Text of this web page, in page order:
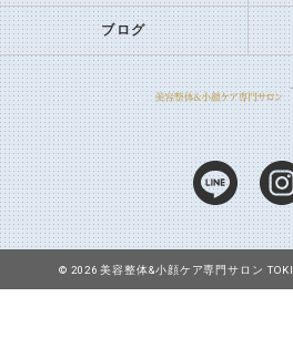
ブログ
© 2026 美容整体&小顔ケア専門サロン